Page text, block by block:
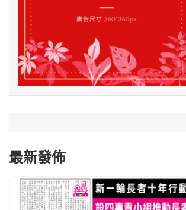
最新發佈